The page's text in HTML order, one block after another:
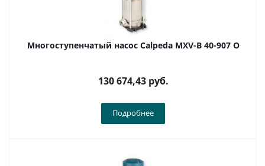
Многоступенчатый насос Calpeda MXV-B 40-907 O
130 674,43руб.
Подробнее